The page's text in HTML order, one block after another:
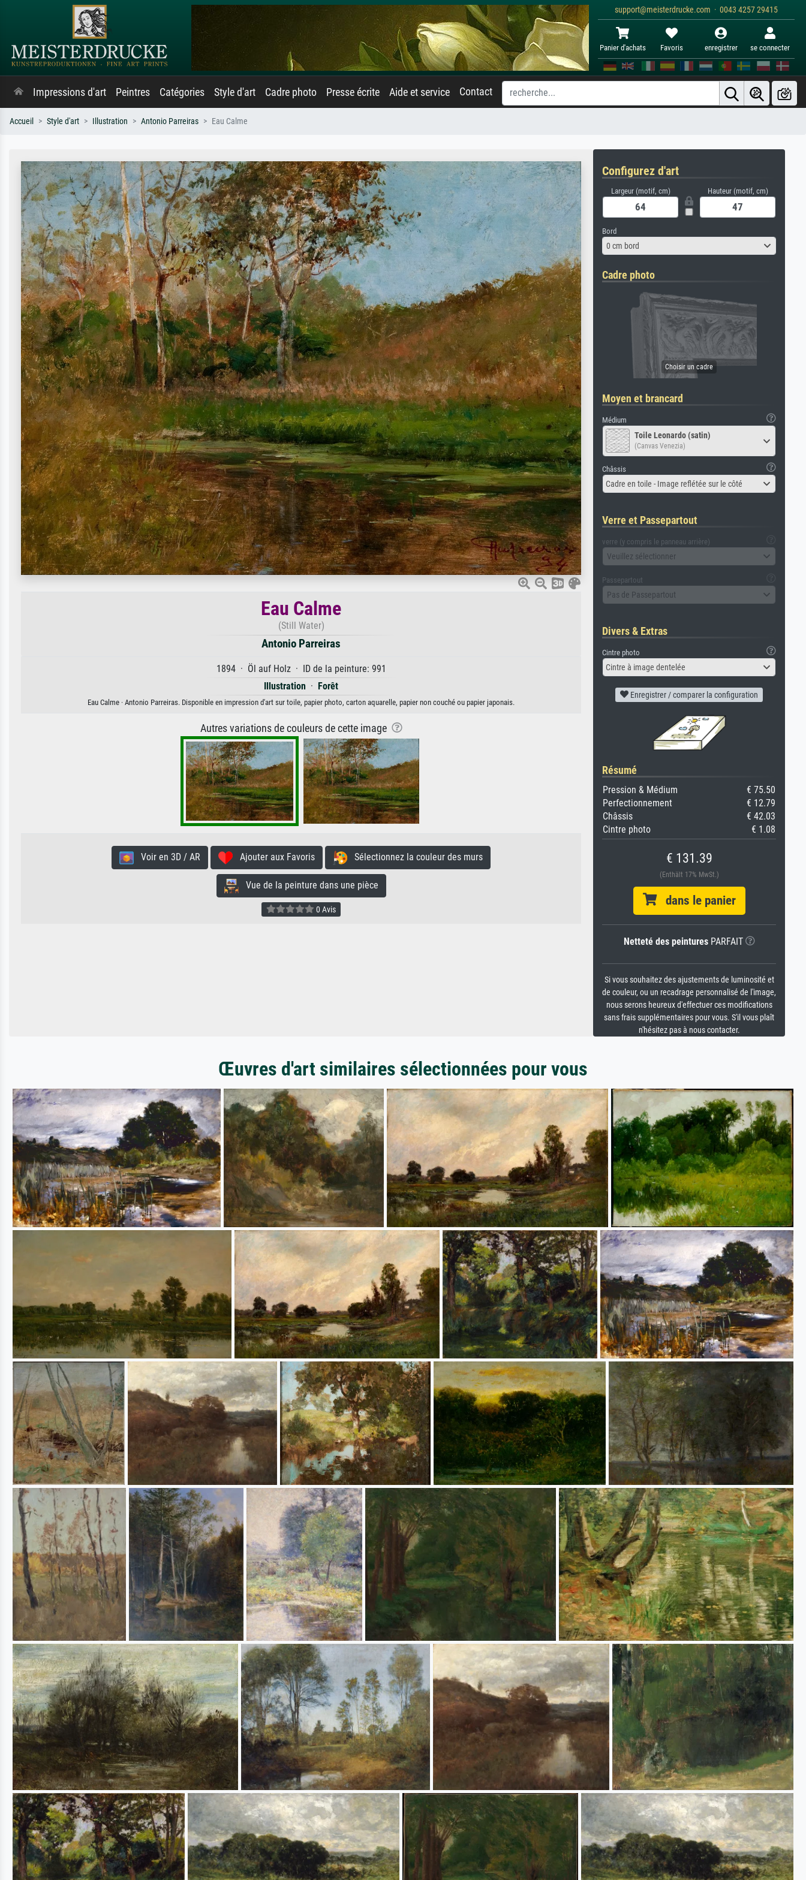
support@meisterdrucke.com · 0043 4257 29415
Panier d'achats Favoris enregistrer se connecter
Impressions d'art Peintres Catégories Style d'art Cadre photo Presse écrite Aide et service Contact
Accueil Style d'art Illustration Antonio Parreiras Eau Calme
Eau Calme
(Still Water)
Antonio Parreiras
1894 · Öl auf Holz · ID de la peinture: 991
Illustration · Forêt
Eau Calme · Antonio Parreiras. Disponible en impression d'art sur toile, papier photo, carton aquarelle, papier non couché ou papier japonais.
Autres variations de couleurs de cette image
Voir en 3D / AR Ajouter aux Favoris Sélectionnez la couleur des murs
Vue de la peinture dans une pièce
0 Avis
Configurez d'art
Largeur (motif, cm) Hauteur (motif, cm)
Bord
0 cm bord
Cadre photo
Moyen et brancard
Médium
Toile Leonardo (satin)
(Canvas Venezia)
Châssis
Cadre en toile - Image reflétée sur le côté
Verre et Passepartout
verre (y compris le panneau arrière)
Veuillez sélectionner
Passepartout
Pas de Passepartout
Divers & Extras
Cintre photo
Cintre à image dentelée
Enregistrer / comparer la configuration
Résumé
Pression & Médium
€ 75.50
Perfectionnement
€ 12.79
Châssis
€ 42.03
Cintre photo
€ 1.08
€ 131.39
(Enthält 17% MwSt.)
dans le panier
Netteté des peinturesPARFAIT
Si vous souhaitez des ajustements de luminosité et
de couleur, ou un recadrage personnalisé de l'image,
nous serons heureux d'effectuer ces modifications
sans frais supplémentaires pour vous. S'il vous plaît
n'hésitez pas à nous contacter.
Œuvres d'art similaires sélectionnées pour vous